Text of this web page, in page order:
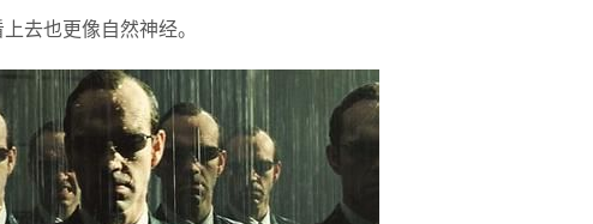
去也更像自然神经。